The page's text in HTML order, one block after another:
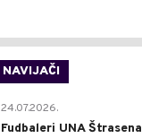
NAVIJAČI
24.07.2026.
Fudbaleri UNA Štrasena